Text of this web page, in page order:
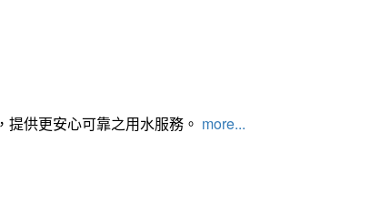
供更安心可靠之用水服務。 more...